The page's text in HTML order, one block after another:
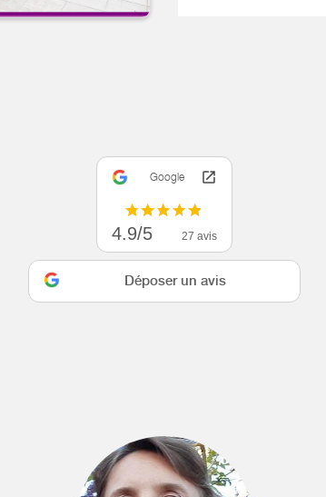
Google
4.9/5 27 avis
Déposer un avis